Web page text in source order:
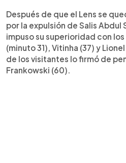
Después de que el Lens se
por la expulsión de Salis Abdul
impuso su superioridad con
(minuto 31), Vitinha (37) y
de los visitantes lo firmó de
Frankowski (60).